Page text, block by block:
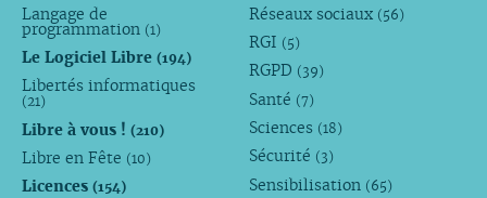
Langage de
programmation (1)
Le Logiciel Libre (194)
Libertés informatiques
(21)
Libre à vous ! (210)
Libre en Fête (10)
Licences (154)
Réseaux sociaux (56)
RGI (5)
RGPD (39)
Santé (7)
Sciences (18)
Sécurité (3)
Sensibilisation (65)